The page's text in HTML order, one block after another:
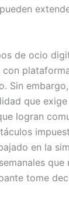
de ocio
Sin
que
logran
en la
tome